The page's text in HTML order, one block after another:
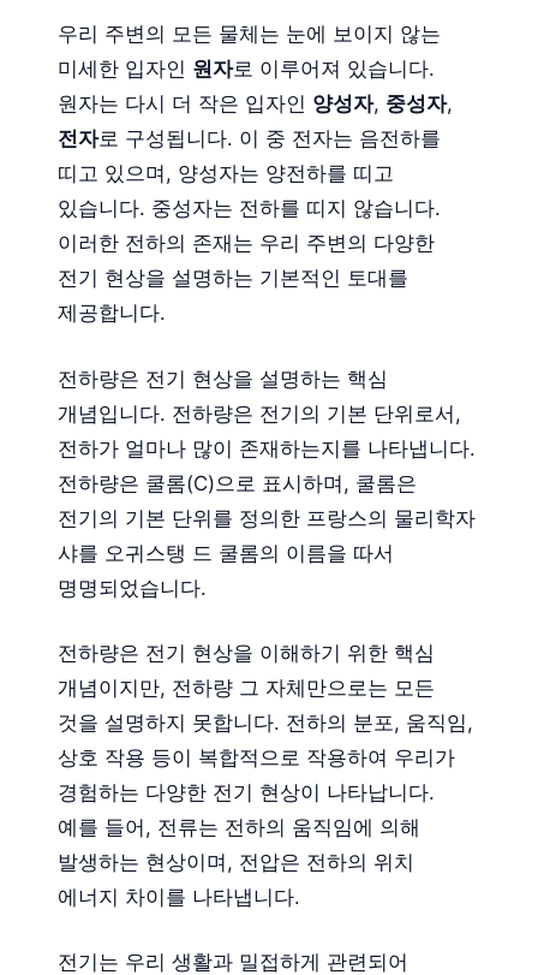
우리 주변의 모든 물체는 눈에 보이지 않는
미세한 입자인 원자로 이루어져 있습니다.
원자는 다시 더 작은 입자인 양성자, 중성자,
전자로 구성됩니다. 이 중 전자는 음전하를
띠고 있으며, 양성자는 양전하를 띠고
있습니다. 중성자는 전하를 띠지 않습니다.
이러한 전하의 존재는 우리 주변의 다양한
전기 현상을 설명하는 기본적인 토대를
제공합니다.
전하량은 전기 현상을 설명하는 핵심
개념입니다. 전하량은 전기의 기본 단위로서,
전하가 얼마나 많이 존재하는지를 나타냅니다.
전하량은 쿨롬(C)으로 표시하며, 쿨롬은
전기의 기본 단위를 정의한 프랑스의 물리학자
샤를 오귀스탱 드 쿨롬의 이름을 따서
명명되었습니다.
전하량은 전기 현상을 이해하기 위한 핵심
개념이지만, 전하량 그 자체만으로는 모든
것을 설명하지 못합니다. 전하의 분포, 움직임,
상호 작용 등이 복합적으로 작용하여 우리가
경험하는 다양한 전기 현상이 나타납니다.
예를 들어, 전류는 전하의 움직임에 의해
발생하는 현상이며, 전압은 전하의 위치
에너지 차이를 나타냅니다.
전기는 우리 생활과 밀접하게 관련되어